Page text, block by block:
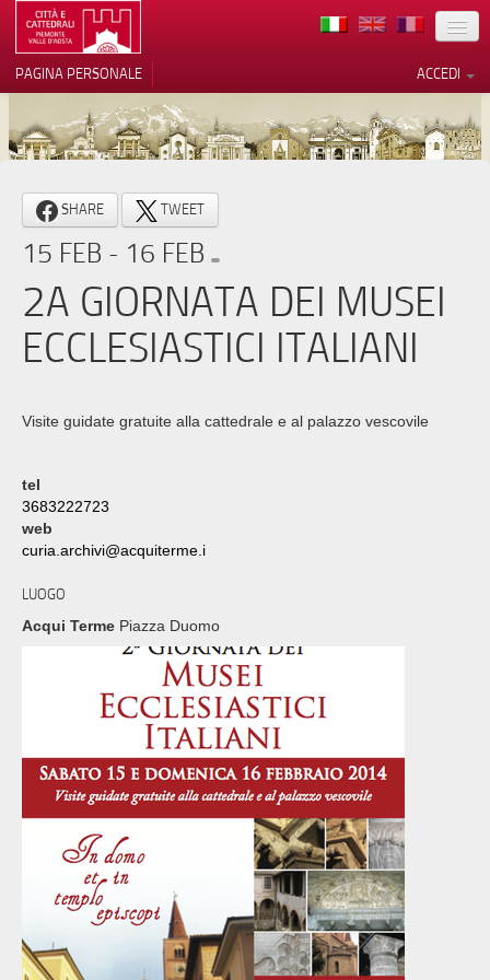
TERRITORIO
ARCHITETTURE
MUSEI
ITINERARI
EVENTI
CONTATTI
ACCEDI
PAGINA PERSONALE
SHARE TWEET
15 FEB - 16 FEB
2A GIORNATA DEI MUSEI
ECCLESIASTICI ITALIANI
Visite guidate gratuite alla cattedrale e al palazzo vescovile
tel
3683222723
web
curia.archivi@acquiterme.i
LUOGO
Acqui Terme Piazza Duomo
Informativa sulla raccolta
Le tue preferenze relative alla